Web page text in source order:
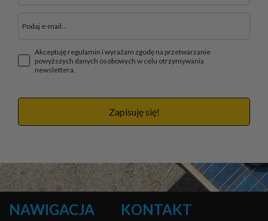
Akceptuję regulamin i wyrażam zgodę na przetwarzanie
powyższych danych osobowych w celu otrzymywania
newslettera.
Zapisuję się!
NAWIGACJA KONTAKT